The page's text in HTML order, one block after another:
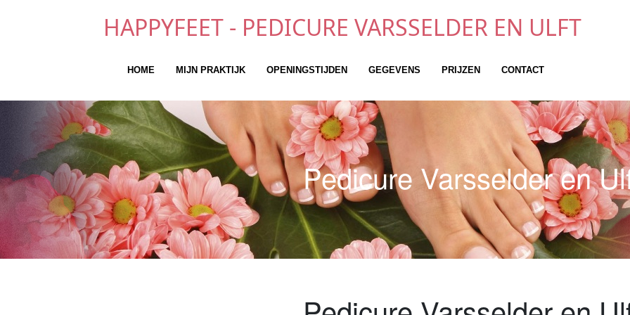
HAPPYFEET - PEDICURE VARSSELDER EN ULFT
HOME MIJN PRAKTIJK OPENINGSTIJDEN GEGEVENS PRIJZEN CONTACT
Pedicure Varsselder en